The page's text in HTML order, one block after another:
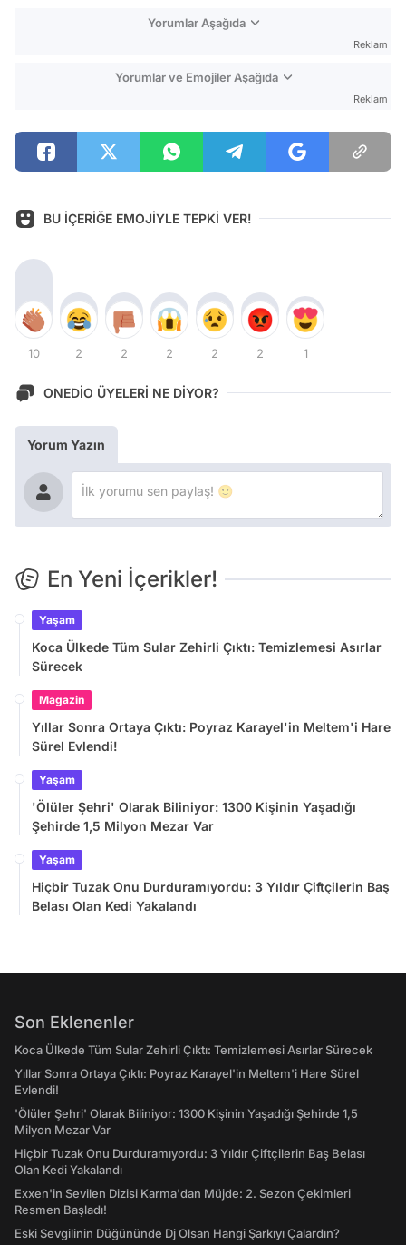
Yorumlar Aşağıda
Reklam
Yorumlar ve Emojiler Aşağıda
Reklam
BU İÇERİĞE EMOJİYLE TEPKİ VER!
10 2 2 2 2 2 1
ONEDİO ÜYELERİ NE DİYOR?
Yorum Yazın
En Yeni İçerikler!
Yaşam
Koca Ülkede Tüm Sular Zehirli Çıktı: Temizlemesi Asırlar
Sürecek
Magazin
Yıllar Sonra Ortaya Çıktı: Poyraz Karayel'in Meltem'i Hare
Sürel Evlendi!
Yaşam
'Ölüler Şehri' Olarak Biliniyor: 1300 Kişinin Yaşadığı
Şehirde 1,5 Milyon Mezar Var
Yaşam
Hiçbir Tuzak Onu Durduramıyordu: 3 Yıldır Çiftçilerin Baş
Belası Olan Kedi Yakalandı
Son Eklenenler
Koca Ülkede Tüm Sular Zehirli Çıktı: Temizlemesi Asırlar Sürecek
Yıllar Sonra Ortaya Çıktı: Poyraz Karayel'in Meltem'i Hare Sürel
Evlendi!
'Ölüler Şehri' Olarak Biliniyor: 1300 Kişinin Yaşadığı Şehirde 1,5
Milyon Mezar Var
Hiçbir Tuzak Onu Durduramıyordu: 3 Yıldır Çiftçilerin Baş Belası
Olan Kedi Yakalandı
Exxen'in Sevilen Dizisi Karma'dan Müjde: 2. Sezon Çekimleri
Resmen Başladı!
Eski Sevgilinin Düğününde Dj Olsan Hangi Şarkıyı Çalardın?